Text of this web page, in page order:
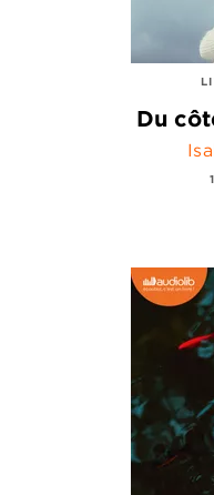
Du